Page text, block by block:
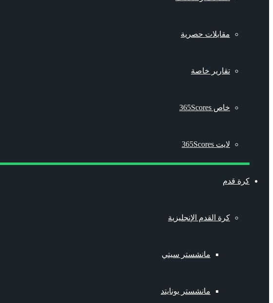
مقابلات حصرية
تقارير خاصة
خاص 365Scores
لايت 365Scores
كرة قدم
كرة القدم الإنجليزية
مانشستر سيتي
مانشستر يونايتد